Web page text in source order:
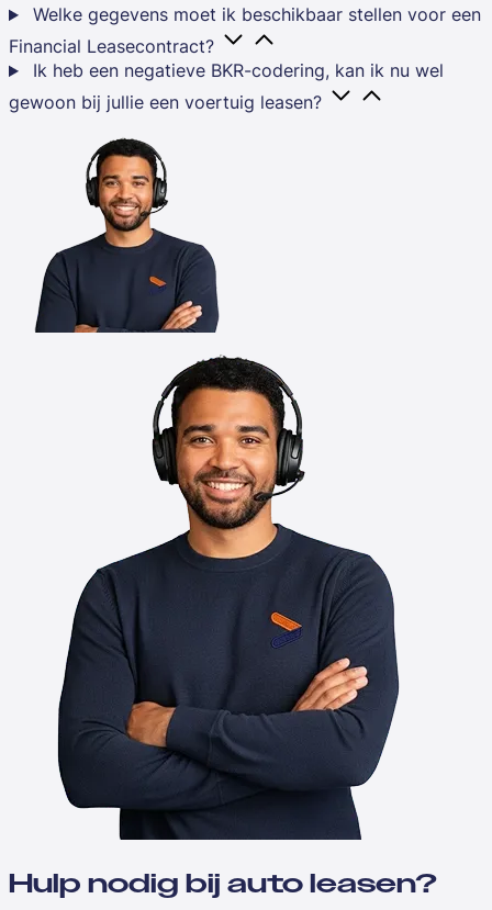
Welke gegevens moet ik beschikbaar stellen voor een
Financial Leasecontract?
Ik heb een negatieve BKR-codering, kan ik nu wel
gewoon bij jullie een voertuig leasen?
Hulp nodig bij auto leasen?